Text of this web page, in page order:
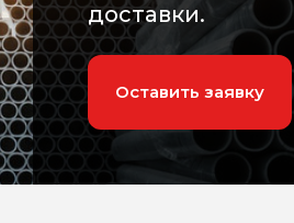
доставки.
Оставить заявку